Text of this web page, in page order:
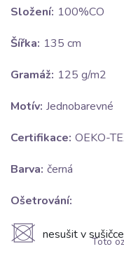
Složení: 100%CO
Šířka: 135 cm
Gramáž: 125 g/m2
Motív: Jednobarevné
Certifikace: OEKO-
Barva: černá
Ošetrování:
U nesušit v sušičce
Toto